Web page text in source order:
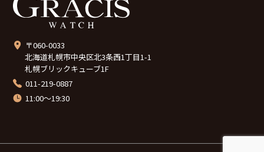
〒060-0033
北海道札幌市中央区北3条西1丁目1-1
札幌ブリックキューブ1F
011-219-0887
11:00～19:30